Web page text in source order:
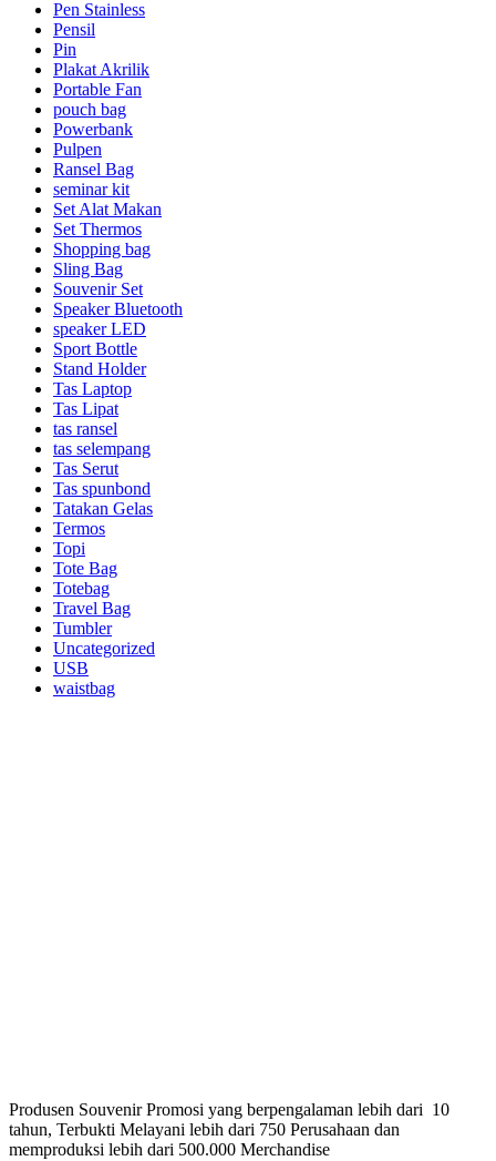
Pen Stainless
Pensil
Pin
Plakat Akrilik
Portable Fan
pouch bag
Powerbank
Pulpen
Ransel Bag
seminar kit
Set Alat Makan
Set Thermos
Shopping bag
Sling Bag
Souvenir Set
Speaker Bluetooth
speaker LED
Sport Bottle
Stand Holder
Tas Laptop
Tas Lipat
tas ransel
tas selempang
Tas Serut
Tas spunbond
Tatakan Gelas
Termos
Topi
Tote Bag
Totebag
Travel Bag
Tumbler
Uncategorized
USB
waistbag
Produsen Souvenir Promosi yang berpengalaman lebih dari 10
tahun, Terbukti Melayani lebih dari 750 Perusahaan dan
memproduksi lebih dari 500.000 Merchandise